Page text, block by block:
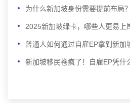
为什么新加坡身份需要提前布局？
2025新加坡绿卡，哪些人更易上
普通人如何通过自雇EP拿到新加
新加坡移民卷疯了！自雇EP凭什